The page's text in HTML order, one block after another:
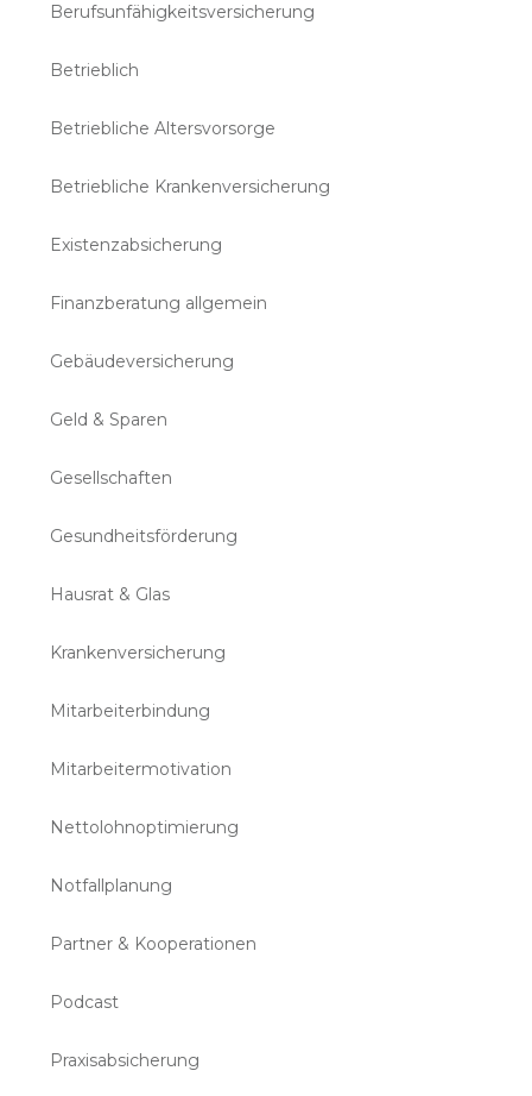
Berufsunfähigkeitsversicherung
Betrieblich
Betriebliche Altersvorsorge
Betriebliche Krankenversicherung
Existenzabsicherung
Finanzberatung allgemein
Gebäudeversicherung
Geld & Sparen
Gesellschaften
Gesundheitsförderung
Hausrat & Glas
Krankenversicherung
Mitarbeiterbindung
Mitarbeitermotivation
Nettolohnoptimierung
Notfallplanung
Partner & Kooperationen
Podcast
Praxisabsicherung